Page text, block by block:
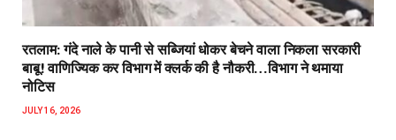
रतलाम: गंदे नाले के पानी से सब्जियां धोकर बेचने वाला निकला सरकारी
बाबू! वाणिज्यिक कर विभाग में क्लर्क की है नौकरी…विभाग ने थमाया
नोटिस
JULY 16, 2026